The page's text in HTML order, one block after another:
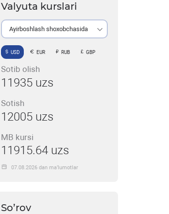
Valyuta kurslari
Ayirboshlash shoxobchasida
USD EUR RUB GBP
Sotib olish
11935 uzs
Sotish
12005 uzs
MB kursi
11915.64 uzs
07.08.2026 dan ma’lumotlar
So’rov